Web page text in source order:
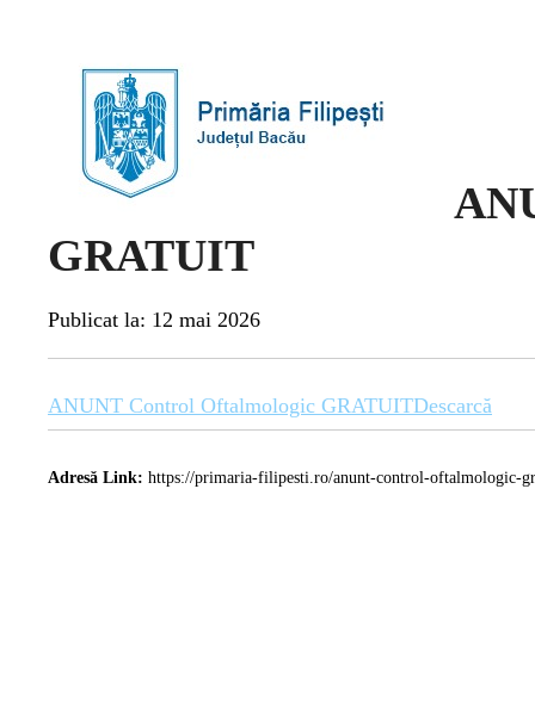
GRATUIT
Publicat la: 12 mai 2026
ANUNT Control Oftalmologic GRATUITDescarcă
Adresă Link: https://primaria-filipesti.ro/anunt-control-oftalmologic-